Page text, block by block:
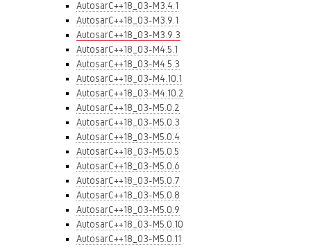
AutosarC++18_03-M3.4.1
AutosarC++18_03-M3.9.1
AutosarC++18_03-M3.9.3
AutosarC++18_03-M4.5.1
AutosarC++18_03-M4.5.3
AutosarC++18_03-M4.10.1
AutosarC++18_03-M4.10.2
AutosarC++18_03-M5.0.2
AutosarC++18_03-M5.0.3
AutosarC++18_03-M5.0.4
AutosarC++18_03-M5.0.5
AutosarC++18_03-M5.0.6
AutosarC++18_03-M5.0.7
AutosarC++18_03-M5.0.8
AutosarC++18_03-M5.0.9
AutosarC++18_03-M5.0.10
AutosarC++18_03-M5.0.11